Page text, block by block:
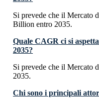
Si prevede che il Mercato
Billion entro 2035.
Quale CAGR ci si
2035?
Si prevede che il Mercato
2035.
Chi sono i principali